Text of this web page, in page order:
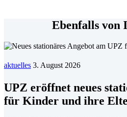
Ebenfalls von
aktuelles 3. August 2026
UPZ eröffnet neues
für Kinder und ihre